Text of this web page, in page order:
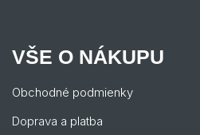
VŠE O NÁKUPU
Obchodné podmienky
Doprava a platba